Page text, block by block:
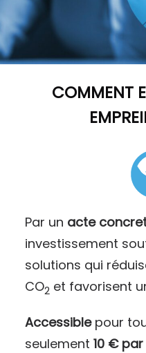
COMMENT
Par un acte
investissement
solutions qui
CO2 et favorisent
Accessiblepour
seulement 10 €